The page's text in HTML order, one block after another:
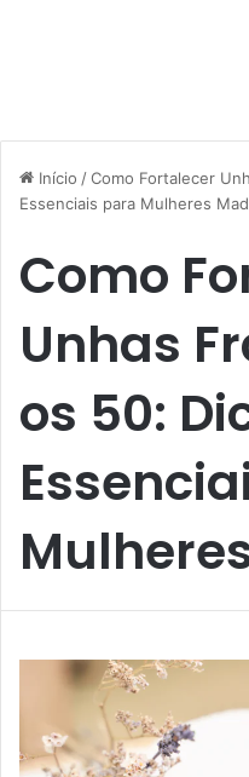
Início /Como Fortalecer
Essenciais para Mulheres
Como
Unhas
os 50: